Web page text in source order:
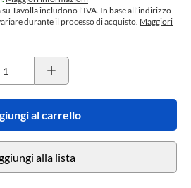
Tavolla includono l'IVA. In base all'indirizzo
durante il processo di acquisto. Maggiori
+
al carrello
alla lista